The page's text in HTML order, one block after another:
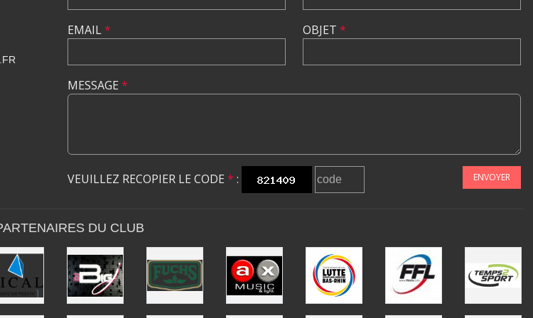
EMAIL* OBJET *
MESSAGE *
VEUILLEZ RECOPIER LE CODE * : ENVOYER
DU CLUB